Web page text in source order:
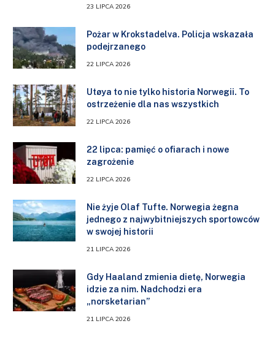
23 LIPCA 2026
Pożar w Krokstadelva. Policja wskazała
podejrzanego
22 LIPCA 2026
Utøya to nie tylko historia Norwegii. To
ostrzeżenie dla nas wszystkich
22 LIPCA 2026
22 lipca: pamięć o ofiarach i nowe
zagrożenie
22 LIPCA 2026
Nie żyje Olaf Tufte. Norwegia żegna
jednego z najwybitniejszych sportowców
w swojej historii
21 LIPCA 2026
Gdy Haaland zmienia dietę, Norwegia
idzie za nim. Nadchodzi era
„norsketarian”
21 LIPCA 2026